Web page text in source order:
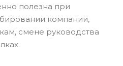
полезна при
компании,
смене руководства